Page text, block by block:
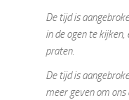
De tijd is
in de ogen te
praten.
De tijd is
meer geven om